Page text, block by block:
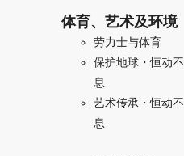
体育、艺术及环境
劳力士与体育
保护地球・恒动不
息
艺术传承・恒动不
息